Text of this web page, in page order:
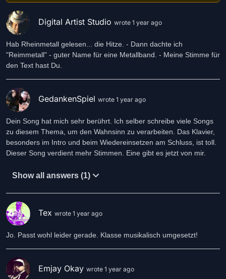
Digital Artist Studio wrote 1 year ago
Hab Rheinmetall gelesen... die Hitze. - Dann dachte ich
"Reimmetall" - guter Name für eine Metallband. - Meine Stimme für
den Text hast Du.
GedankenSpiel wrote 1 year ago
Dein Song hat mich sehr berührt. Ich selber schreibe viele Songs
zu diesem Thema, um den Wahnsinn zu verarbeiten. Das Klavier,
besonders im Intro und beim Wiedereinsetzen am Schluss, ist toll.
Dieser Song verdient mehr Stimmen. Eine gibt es jetzt von mir.
Show all answers (1)
Tex wrote 1 year ago
Jo. Passt wohl leider gerade. Klasse musikalisch umgesetzt!
Emjay Okay wrote 1 year ago